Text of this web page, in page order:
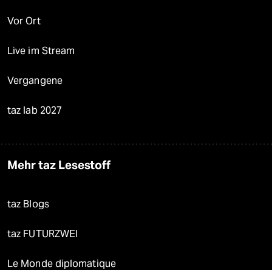
Vor Ort
Live im Stream
Vergangene
taz lab 2027
Mehr taz Lesestoff
taz Blogs
taz FUTURZWEI
Le Monde diplomatique